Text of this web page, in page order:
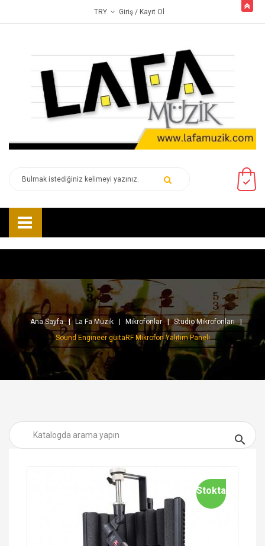
TRY Giriş / Kayıt Ol
Ana Sayfa La Fa Müzik Mikrofonlar
Studio Mikrofonları
Sound Engineer guitaRF Mikrofon Yalıtım Paneli

Stokta